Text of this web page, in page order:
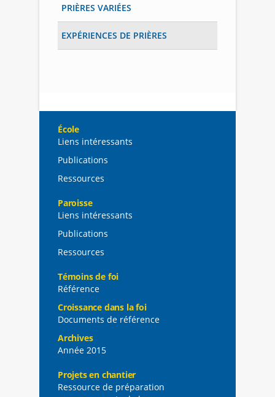
PRIÈRES VARIÉES
EXPÉRIENCES DE PRIÈRES
École
Liens intéressants
Publications
Ressources
Paroisse
Liens intéressants
Publications
Ressources
Témoins de foi
Référence
Croissance dans la foi
Documents de référence
Archives
Année 2015
Projets en chantier
Ressource de préparation